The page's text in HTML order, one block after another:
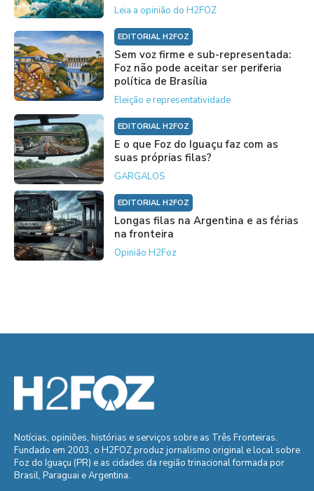
Leia a opinião do H2FOZ
EDITORIAL H2FOZ
Sem voz firme e sub-representada:
Foz não pode aceitar ser periferia
política de Brasília
Eleição e representatividade
EDITORIAL H2FOZ
E o que Foz do Iguaçu faz com as
suas próprias filas?
GARGALOS
EDITORIAL H2FOZ
Longas filas na Argentina e as férias
na fronteira
Opinião H2Foz
Notícias, opiniões, histórias e serviços sobre as Três Fronteiras.
Fundado em 2003, o H2FOZ produz jornalismo original e local sobre
Foz do Iguaçu (PR) e as cidades da região trinacional formada por
Brasil, Paraguai e Argentina.